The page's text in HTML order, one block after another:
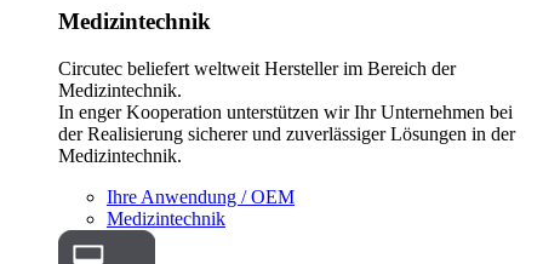
Medizintechnik
Circutec beliefert weltweit Hersteller im Bereich der
Medizintechnik.
In enger Kooperation unterstützen wir Ihr Unternehmen bei
der Realisierung sicherer und zuverlässiger Lösungen in der
Medizintechnik.
Ihre Anwendung / OEM
Medizintechnik